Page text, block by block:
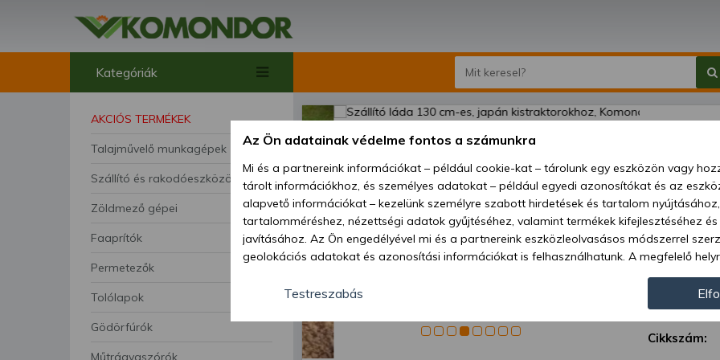
Kategóriák
AKCIÓS TERMÉKEK
Talajművelő munkagépek
Szállító és rakodóeszközök
Zöldmező gépei
Faaprítók
Permetezők
Tolólapok
Gödörfúrók
Műtrágyaszórók
130
Ár:
Szállítási
Cikkszám:
Az Ön adatainak védelme fontos a számunkra
Mi és a partnereink információkat – például cookie-kat – tárolunk egy eszközön vagy
tárolt információkhoz, és személyes adatokat – például egyedi azonosítókat és az
alapvető információkat – kezelünk személyre szabott hirdetések és tartalom
tartalomméréshez, nézettségi adatok gyűjtéséhez, valamint termékek kifejlesztéséhez
javításához. Az Ön engedélyével mi és a partnereink eszközleolvasásos módszerrel
geolokációs adatokat és azonosítási információkat is felhasználhatunk. A megfelelő
hozzájárulhat ahhoz, hogy mi és a partnereink a fent leírtak szerint adatkezelést
lehetőségként a hozzájárulás megadása vagy elutasítása előtt részletesebb
megváltoztathatja beállításait. Felhívjuk figyelmét, hogy személyes adatainak bizonyos
feltétlenül szükséges az Ön hozzájárulása, de jogában áll tiltakozni az ilyen jellegű
beállításai csak erre a weboldalra érvényesek. Erre a webhelyre visszatérve vagy az
Testreszabás